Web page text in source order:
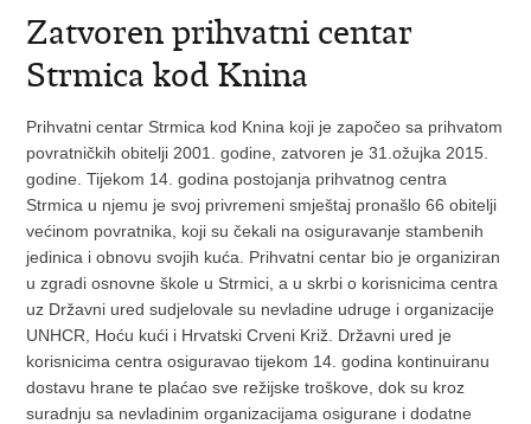
Zatvoren prihvatni centar
Strmica kod Knina
Prihvatni centar Strmica kod Knina koji je započeo sa prihvatom
povratničkih obitelji 2001. godine, zatvoren je 31.ožujka 2015.
godine. Tijekom 14. godina postojanja prihvatnog centra
Strmica u njemu je svoj privremeni smještaj pronašlo 66 obitelji
većinom povratnika, koji su čekali na osiguravanje stambenih
jedinica i obnovu svojih kuća. Prihvatni centar bio je organiziran
u zgradi osnovne škole u Strmici, a u skrbi o korisnicima centra
uz Državni ured sudjelovale su nevladine udruge i organizacije
UNHCR, Hoću kući i Hrvatski Crveni Križ. Državni ured je
korisnicima centra osiguravao tijekom 14. godina kontinuiranu
dostavu hrane te plaćao sve režijske troškove, dok su kroz
suradnju sa nevladinim organizacijama osigurane i dodatne